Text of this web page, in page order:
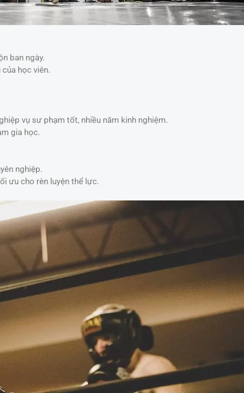
ban ngày.
học viên.
vụ sư phạm tốt, nhiều năm kinh nghiệm.
gia học.
nghiệp.
ưu cho rèn luyện thể lực.